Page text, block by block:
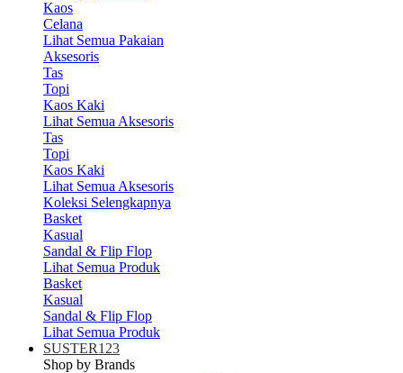
Kaos
Celana
Lihat Semua Pakaian
Aksesoris
Tas
Topi
Kaos Kaki
Lihat Semua Aksesoris
Tas
Topi
Kaos Kaki
Lihat Semua Aksesoris
Koleksi Selengkapnya
Basket
Kasual
Sandal & Flip Flop
Lihat Semua Produk
Basket
Kasual
Sandal & Flip Flop
Lihat Semua Produk
SUSTER123
Shop by Brands